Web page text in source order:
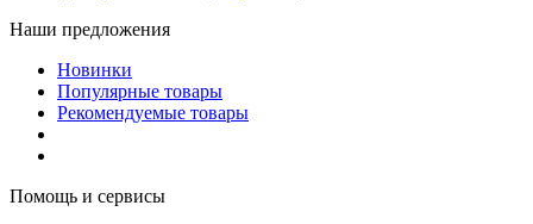
Наши предложения
Новинки
Популярные товары
Рекомендуемые товары
Помощь и сервисы